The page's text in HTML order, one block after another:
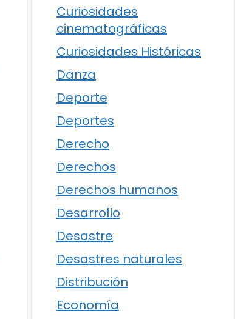
Curiosidades
cinematográficas
Curiosidades Históricas
Danza
Deporte
Deportes
Derecho
Derechos
Derechos humanos
Desarrollo
Desastre
Desastres naturales
Distribución
Economía